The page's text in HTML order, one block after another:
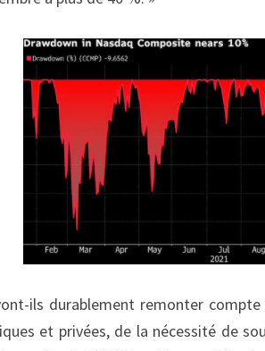
ils durablement remonter
et privées, de la nécessité de